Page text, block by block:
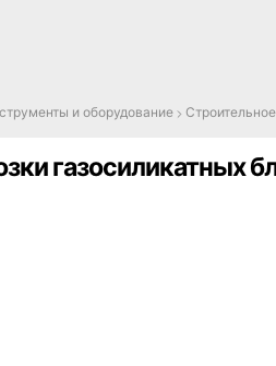
и оборудование
газосиликатных